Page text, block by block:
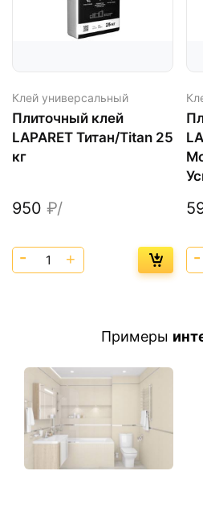
Примеры
Клей универсальный
Плиточный клей
LAPARET Титан/Titan 25
кг
950 ₽/